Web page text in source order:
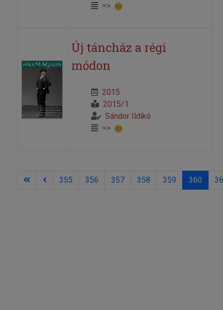
=>
Új táncház a régi
módon
2015
2015/1
Sándor Ildikó
=>
355 356 357 358 359 360